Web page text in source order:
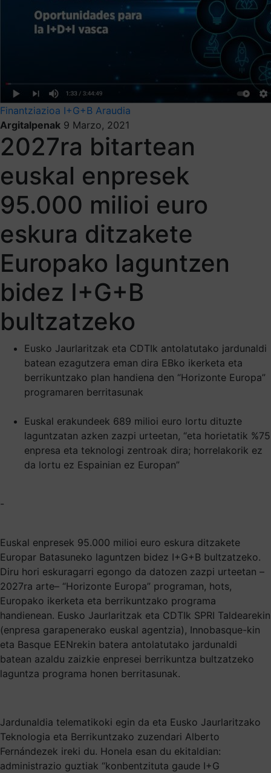
Finantziazioa I+G+B Araudia
Argitalpenak 9 Marzo, 2021
2027ra bitartean
euskal enpresek
95.000 milioi euro
eskura ditzakete
Europako laguntzen
bidez I+G+B
bultzatzeko
Eusko Jaurlaritzak eta CDTIk antolatutako jardunaldi
batean ezagutzera eman dira EBko ikerketa eta
berrikuntzako plan handiena den “Horizonte Europa”
programaren berritasunak
Euskal erakundeek 689 milioi euro lortu dituzte
laguntzatan azken zazpi urteetan, “eta horietatik %75
enpresa eta teknologi zentroak dira; horrelakorik ez
da lortu ez Espainian ez Europan”
-
Euskal enpresek 95.000 milioi euro eskura ditzakete
Europar Batasuneko laguntzen bidez I+G+B bultzatzeko.
Diru hori eskuragarri egongo da datozen zazpi urteetan –
2027ra arte– “Horizonte Europa” programan, hots,
Europako ikerketa eta berrikuntzako programa
handienean. Eusko Jaurlaritzak eta CDTIk SPRI Taldearekin
(enpresa garapenerako euskal agentzia), Innobasque-kin
eta Basque EENrekin batera antolatutako jardunaldi
batean azaldu zaizkie enpresei berrikuntza bultzatzeko
laguntza programa honen berritasunak.
Jardunaldia telematikoki egin da eta Eusko Jaurlaritzako
Teknologia eta Berrikuntzako zuzendari Alberto
Fernándezek ireki du. Honela esan du ekitaldian:
administrazio guztiak “konbentzituta gaude I+G